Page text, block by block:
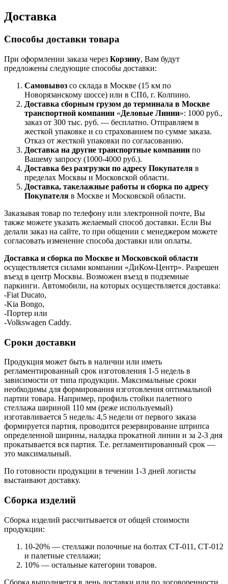
Доставка
Способы доставки товара
При оформлении заказа через Корзину, Вам будут
предложены следующие способы доставки:
Самовывоз со склада в Москве (15 км по
Новорязанскому шоссе) или в СПб, г. Колпино.
Доставка сборным грузом до терминала в Москве
транспортной компании «Деловые Линии»: 1000 руб.,
заказ от 300 тыс. руб. — бесплатно. Отправляем в
жесткой упаковке и со страхованием по сумме заказа.
Отказ от жесткой упаковки по согласованию.
Доставка на другие транспортные компании по
Вашему запросу (1000-4000 руб.).
Доставка без разгрузки по адресу Покупателя в
пределах Москвы и Московской области.
Доставка, такелажные работы и сборка по адресу
Покупателя в Москве и Московской области.
Заказывая товар по телефону или электронной почте, Вы
также можете указать желаемый способ доставки. Если Вы
делали заказ на сайте, то при общении с менеджером можете
согласовать изменение способа доставки или оплаты.
Доставка и сборка по Москве и Московской области
осуществляется силами компании «ДиКом-Центр». Разрешен
въезд в центр Москвы. Возможен въезд в подземные
паркинги. Автомобили, на которых осуществляется доставка:
-Fiat Ducato,
-Kia Bongo,
-Портер или
-Volkswagen Caddy.
Сроки доставки
Продукция может быть в наличии или иметь
регламентированный срок изготовления 1-5 недель в
зависимости от типа продукции. Максимальные сроки
необходимы для формирования изготовления оптимальной
партии товара. Например, профиль стойки палетного
стеллажа шириной 110 мм (реже используемый)
изготавливается 5 недель: 4,5 недели от первого заказа
формируется партия, проводится резервирование штрипса
определенной ширины, наладка прокатной линии и за 2-3 дня
прокатывается вся партия. Т.е. регламентированный срок —
это максимальный.
По готовности продукции в течении 1-3 дней логисты
выстаивают доставку.
Сборка изделий
Сборка изделий рассчитывается от общей стоимости
продукции:
10-20% — стеллажи полочные на болтах СТ-011, СТ-012
и палетные стеллажи;
10% — остальные категории товаров.
Сборка выполняется в день доставки или по договоренности